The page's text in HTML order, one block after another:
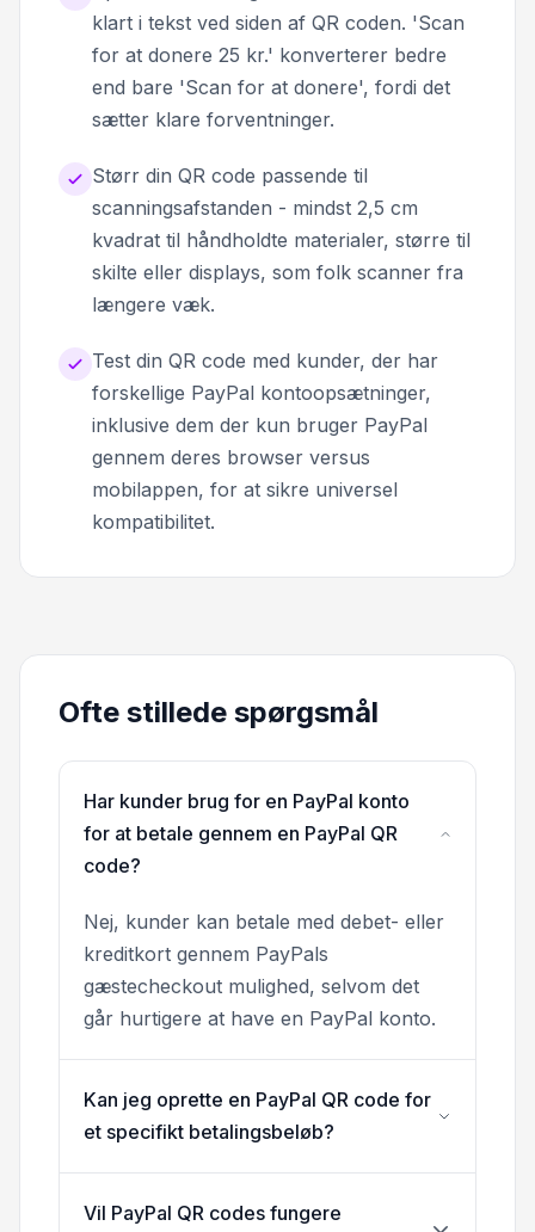
klart i tekst ved siden af QR coden. 'Scan
for at donere 25 kr.' konverterer bedre
end bare 'Scan for at donere', fordi det
sætter klare forventninger.
Størr din QR code passende til
scanningsafstanden - mindst 2,5 cm
kvadrat til håndholdte materialer, større til
skilte eller displays, som folk scanner fra
længere væk.
Test din QR code med kunder, der har
forskellige PayPal kontoopsætninger,
inklusive dem der kun bruger PayPal
gennem deres browser versus
mobilappen, for at sikre universel
kompatibilitet.
Ofte stillede spørgsmål
Har kunder brug for en PayPal konto
for at betale gennem en PayPal QR
code?
Nej, kunder kan betale med debet- eller
kreditkort gennem PayPals
gæstecheckout mulighed, selvom det
går hurtigere at have en PayPal konto.
Kan jeg oprette en PayPal QR code for
et specifikt betalingsbeløb?
Vil PayPal QR codes fungere